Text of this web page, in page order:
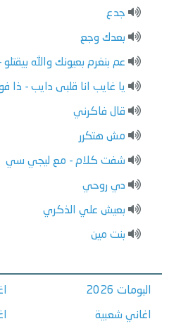
جدع
بعدك وجع
عم بنغرم بعيونك والله بيقتلو -
يا غايب انا قلبى دايب - ذا
قال فاكرني
مش هتكرر
شفت كلام - مع ليجي سي
دي روحي
بعيش علي الذكري
بنت مين
البومات 2026
اغاني شعبية